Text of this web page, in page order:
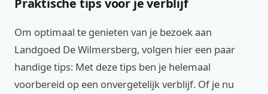
Praktische tips voor je verblijf
Om optimaal te genieten van je bezoek aan
Landgoed De Wilmersberg, volgen hier een paar
handige tips: Met deze tips ben je helemaal
voorbereid op een onvergetelijk verblijf. Of je nu